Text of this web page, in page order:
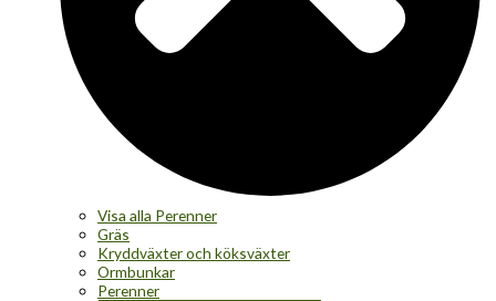
Visa alla Perenner
Gräs
Kryddväxter och köksväxter
Ormbunkar
Perenner